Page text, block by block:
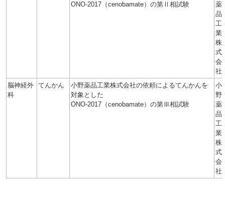
ONO-2017（cenobamate）の第Ⅱ相試験
薬
品
工
業
株
式
会
社
脳神経外
科
てんかん
小野薬品工業株式会社の依頼によるてんかんを
対象とした
ONO-2017（cenobamate）の第Ⅲ相試験
小
野
薬
品
工
業
株
式
会
社